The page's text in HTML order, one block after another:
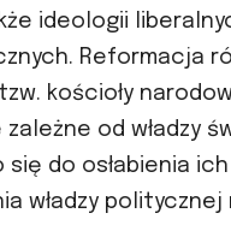
ideologii
Reformacja
kościoły
zależne od władzy
się do osłabienia
władzy politycznej